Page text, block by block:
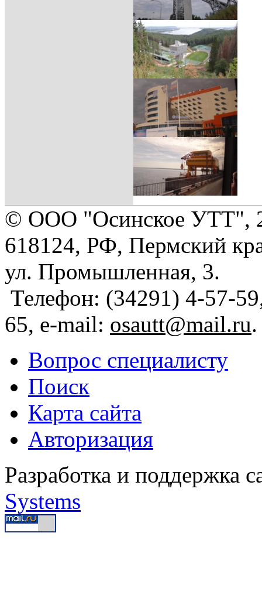
© ООО "Осинское УТТ",
618124, РФ, Пермский
ул. Промышленная, 3.
Телефон: (34291) 4-57-
65, e-mail: osautt@mail.ru.
Вопрос специалисту
Поиск
Карта сайта
Авторизация
Разработка и поддержка
Systems